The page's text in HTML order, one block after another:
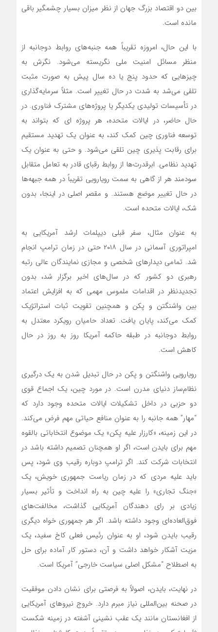
بین دو اقتصاد بزرگ جهان از نظر میزان بسیار چشمگیر باقی
مانده است.
با این حال، امروزه تقریباً همه جنبه‌های روابط دوجانبه از
منظر مسائل امنیت ملی نگریسته‌ می‌شود. نگرش به
چیزهایی که حدود پنج یا ده سال پیش به صورت مثبت
تلقی‌ می‌شد به شدت در حال تغییر است. مثلاً سرمایه‌گذاری
در تأسیسات تولیدی یکدیگر یا پروژه‌های مشترک فناوری. در
حال حاضر، در ایالات متحده، هر پروژه ای که بتواند به
توسعه فناوری چین کمک کند، به عنوان یک تهدید مستقیم
برای رقابت پذیری چین تلقی‌ می‌شود. و حتی به عنوان یک
تهدید نظامی. ابرقدرت‌ها از روابط رقبای قادر به تعامل متقابل
سودمند هر از گاهی به سمت رویارویی تقریباً در همه جبهه‌ها
در حال تغییر موضع هستند. و مقصر اصلی در اینجا، بدون
شک، ایالات متحده است.
به عنوان مثال، سفر قبلی دیپلمات ارشد آمریکایی به
امپراتوری آسمانی در سال ۲۰۱۸ حتی در زمان ترامپ انجام
شد. تمامی دیدارهای شخصی و مجازی نمایندگان عالی رتبه
رهبری دو کشور که در سال‌های اخیر برگزار شد، بدون
تجدید‌نظر در اقدامات ملموس مهمی که به افزایش اعتماد
بین واشنگتن و پکن و همچنین تقویت ثبات استراتژیک
کمک می‌کند، پایان یافت. تعداد حامیان رویکرد معتدل به
روابط دوجانبه در طبقه حاکمه آمریکا روز به روز در حال
کاهش است.
رویارویی واشنگتن و پکن در حال تبدیل شدن به یک درگیری
نظام‌ساز دنیای مدرن است. در مورد چین، یک اجماع قوی
دو حزبی در داخل تشکیلات ایالات متحده وجود دارد که
“مهار” همه جانبه را به عنوان منافع حیاتی مهم فرض می‌کند.
در این زمینه، «کارزار علیه پکن» یک موضوع انتخاباتی بالقوه
مهم برای بایدن است، اگر او همچنان تصمیم داشته باشد در
انتخابات شرکت کند. اگر ترامپ دوباره رقیب وی شود، پس
باید علیه مردی که در زمان ریاست جمهوری خویش، یک
«جنگ تجاری» را علیه چین به راه انداخت و تأثیر بسیار
زیادی بر رای دهندگان آمریکایی گذاشت، مخالفت‌های
فوق‌العاده‌ای وجود داشته باشد. اگر هر جمهوری خواه دیگری
رقیب بایدن شود، او به عنوان رئیس فعلی کاخ سفید، یک
مزیت آشکار خواهد داشت و آن، دستور کار آماده برای حل
به اصطلاح “مشکل اصلی سیاست خارجی” آمریکا است.
در نهایت، بایدن، اصولاً به فرصتی برای نشان دادن موفقیت
در صحنه بین‌المللی نیاز مبرم دارد. خروج نیروهای آمریکایی
از افغانستان مانند یک عقب نشینی آشفته در زمینه شکست